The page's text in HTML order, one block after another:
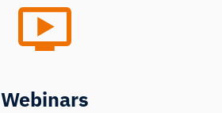
Webinars